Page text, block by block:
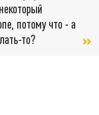
потому что - а
то?